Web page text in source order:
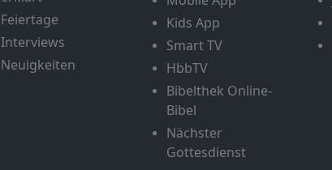
Feiertage
Interviews
Neuigkeiten
Kids App
Smart TV
HbbTV
Bibelthek Online-
Bibel
Nächster
Gottesdienst